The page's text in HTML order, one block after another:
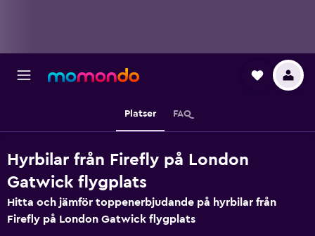
Platser FAQ
Hyrbilar från Firefly på London
Gatwick flygplats
Hitta och jämför toppenerbjudande på hyrbilar från
Firefly på London Gatwick flygplats